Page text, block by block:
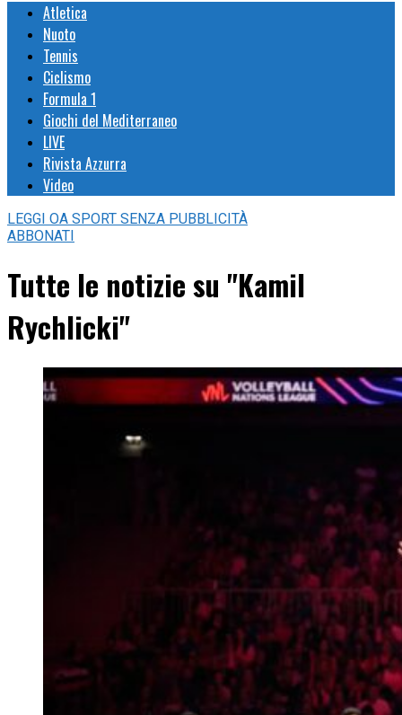
Atletica
Nuoto
Tennis
Ciclismo
Formula 1
Giochi del Mediterraneo
LIVE
Rivista Azzurra
Video
LEGGI OA SPORT SENZA PUBBLICITÀ
ABBONATI
Tutte le notizie su "Kamil
Rychlicki"